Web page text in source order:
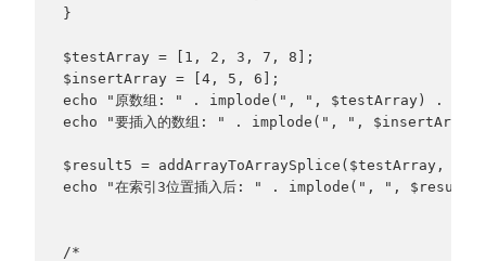
}
$testArray = [1, 2, 3, 7, 8];
$insertArray = [4, 5, 6];
echo "原数组: " . implode(", ", $testArray) .
echo "要插入的数组: " . implode(", ",
$result5 = addArrayToArraySplice($testArray,
echo "在索引3位置插入后: " . implode(", ",
/*